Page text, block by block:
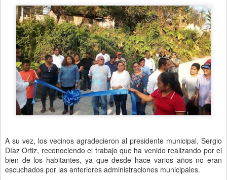
A su vez, los vecinos agradecieron al presidente municipal, Sergio
Díaz Ortiz, reconociendo el trabajo que ha venido realizando por el
bien de los habitantes, ya que desde hace varios años no eran
escuchados por las anteriores administraciones municipales.